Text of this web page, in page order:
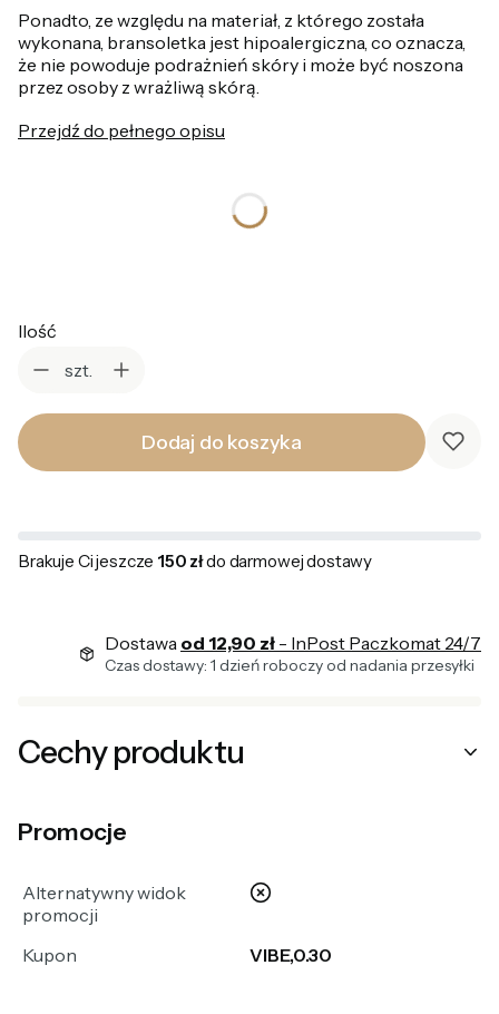
Ponadto, ze względu na materiał, z którego została
wykonana, bransoletka jest hipoalergiczna, co oznacza,
że nie powoduje podrażnień skóry i może być noszona
przez osoby z wrażliwą skórą.
Przejdź do pełnego opisu
Ilość
szt.
Dodaj do koszyka
Brakuje Ci jeszcze 150 złdo darmowej dostawy
Dostawa od 12,90 zł - InPost Paczkomat 24/7
Czas dostawy: 1 dzień roboczy od nadania przesyłki
Cechy produktu
Promocje
Alternatywny widok
promocji
nie
Kupon VIBE,0.30